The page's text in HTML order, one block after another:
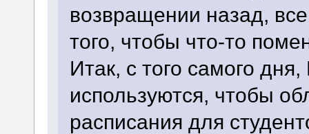
возвращении назад,
того, чтобы что-то
Итак, с того самого
используются, чтобы
расписания для